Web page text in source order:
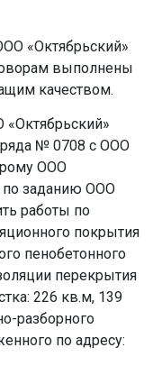
«Октябрьский»
выполнены
качеством.
№ 0708 с ООО
ООО
по заданию ООО
работы по
покрытия
пенобетонного
перекрытия
226 кв.м, 139
разборного
по адресу: